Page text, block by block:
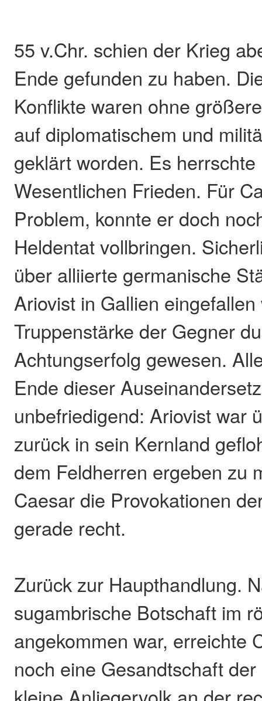
55 v.Chr. schien der Krieg
Ende gefunden zu haben.
Konflikte waren ohne
auf diplomatischem und
geklärt worden. Es herrschte
Wesentlichen Frieden. Für
Problem, konnte er doch
Heldentat vollbringen.
über alliierte germanische
Ariovist in Gallien
Truppenstärke der Gegner
Achtungserfolg gewesen.
Ende dieser
unbefriedigend: Ariovist war
zurück in sein Kernland
dem Feldherren ergeben zu
Caesar die Provokationen
gerade recht.
Zurück zur Haupthandlung.
sugambrische Botschaft im
angekommen war, erreichte
noch eine Gesandtschaft